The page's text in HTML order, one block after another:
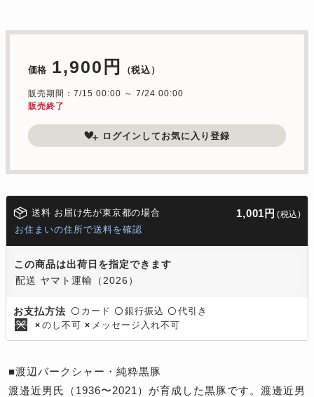
価格 1,900円 （税込）
販売期間：7/15 00:00 ～ 7/24 00:00
販売終了
ログインしてお気に入り登録
送料 お届け先が東京都の場合 1,001円 (税込)
お住まいの住所で送料を確認
この商品は出荷日を指定できます
配送 ヤマト運輸（2026）
お支払方法 〇 カード 〇 銀行振込 〇 代引き
× のし不可 × メッセージ入れ不可
■渡辺バークシャー・純粋黒豚
渡邉近男氏（1936〜2021）が育成した黒豚です。渡邊近男